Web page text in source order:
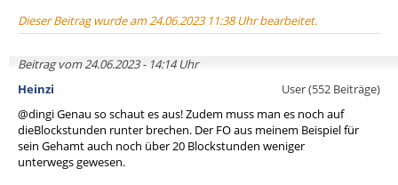
Dieser Beitrag wurde am 24.06.2023 11:38 Uhr bearbeitet.
Beitrag vom 24.06.2023 - 14:14 Uhr
Heinzi
User (552 Beiträge)
@dingi Genau so schaut es aus! Zudem muss man es noch auf
dieBlockstunden runter brechen. Der FO aus meinem Beispiel für
sein Gehamt auch noch über 20 Blockstunden weniger
unterwegs gewesen.